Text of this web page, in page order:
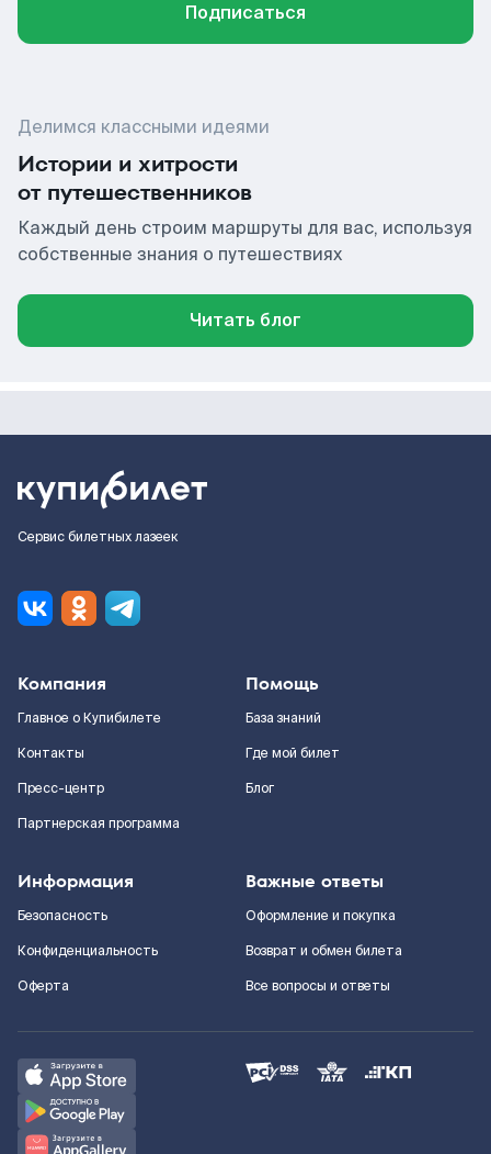
Подписаться
Делимся классными идеями
Истории и хитрости
от путешественников
Каждый день строим маршруты для вас, используя
собственные знания о путешествиях
Читать блог
Сервис билетных лазеек
Компания
Главное о Купибилете
Контакты
Пресс-центр
Партнерская программа
Помощь
База знаний
Где мой билет
Блог
Информация
Безопасность
Конфиденциальность
Оферта
Важные ответы
Оформление и покупка
Возврат и обмен билета
Все вопросы и ответы